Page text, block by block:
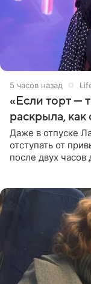
5 часов назад
«Если торт —
раскрыла, как
Даже в отпуске
отступать от
после двух часов